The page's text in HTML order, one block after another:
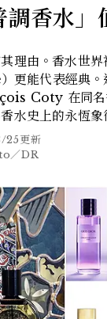
調香水」
理由。香水世
更能代表經典。
Coty 在同
水史上的永恆象
25更新
／DR